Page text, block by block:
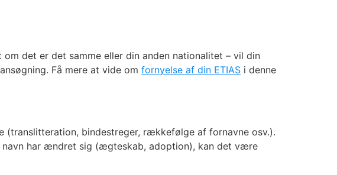
det er det samme eller din anden nationalitet – vil din
Få mere at vide om fornyelse af din ETIAS i denne
bindestreger, rækkefølge af fornavne osv.).
navn har ændret sig (ægteskab, adoption), kan det være